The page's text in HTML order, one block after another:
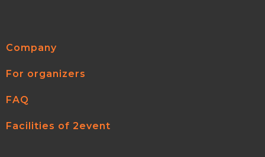
Company
For organizers
FAQ
Facilities of 2event